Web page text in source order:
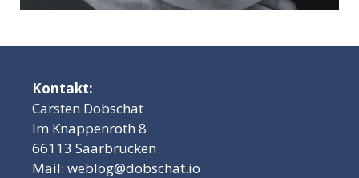
Kontakt:
Carsten Dobschat
Im Knappenroth 8
66113 Saarbrücken
Mail: weblog@dobschat.io